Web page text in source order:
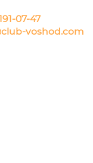
07-47
voshod.com